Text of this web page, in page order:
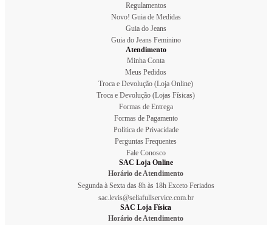
Regulamentos
Novo! Guia de Medidas
Guia do Jeans
Guia do Jeans Feminino
Atendimento
Minha Conta
Meus Pedidos
Troca e Devolução (Loja Online)
Troca e Devolução (Lojas Físicas)
Formas de Entrega
Formas de Pagamento
Política de Privacidade
Perguntas Frequentes
Fale Conosco
SAC Loja Online
Horário de Atendimento
Segunda à Sexta das 8h às 18h Exceto Feriados
sac.levis@seliafullservice.com.br
SAC Loja Física
Horário de Atendimento